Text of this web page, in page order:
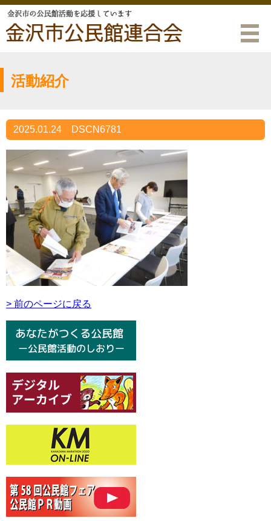
活動紹介
2025.01.24 DSCN6781
> 前のページに戻る